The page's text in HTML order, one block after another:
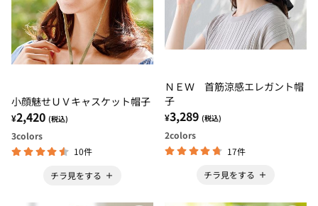
小顔魅せＵＶキャスケット帽子
¥2,420 (税込)
3colors
10件
チラ見をする
ＮＥＷ 首筋涼感エレガント帽
子
¥3,289 (税込)
2colors
17件
チラ見をする